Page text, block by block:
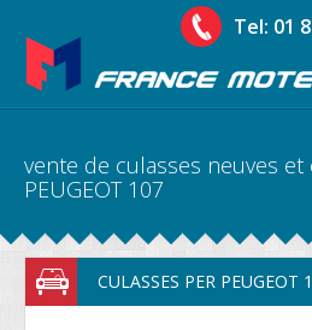
Tel: 01
vente de culasses neuves
PEUGEOT 107
PRODUITS
CULASSES PER PEUGEOT